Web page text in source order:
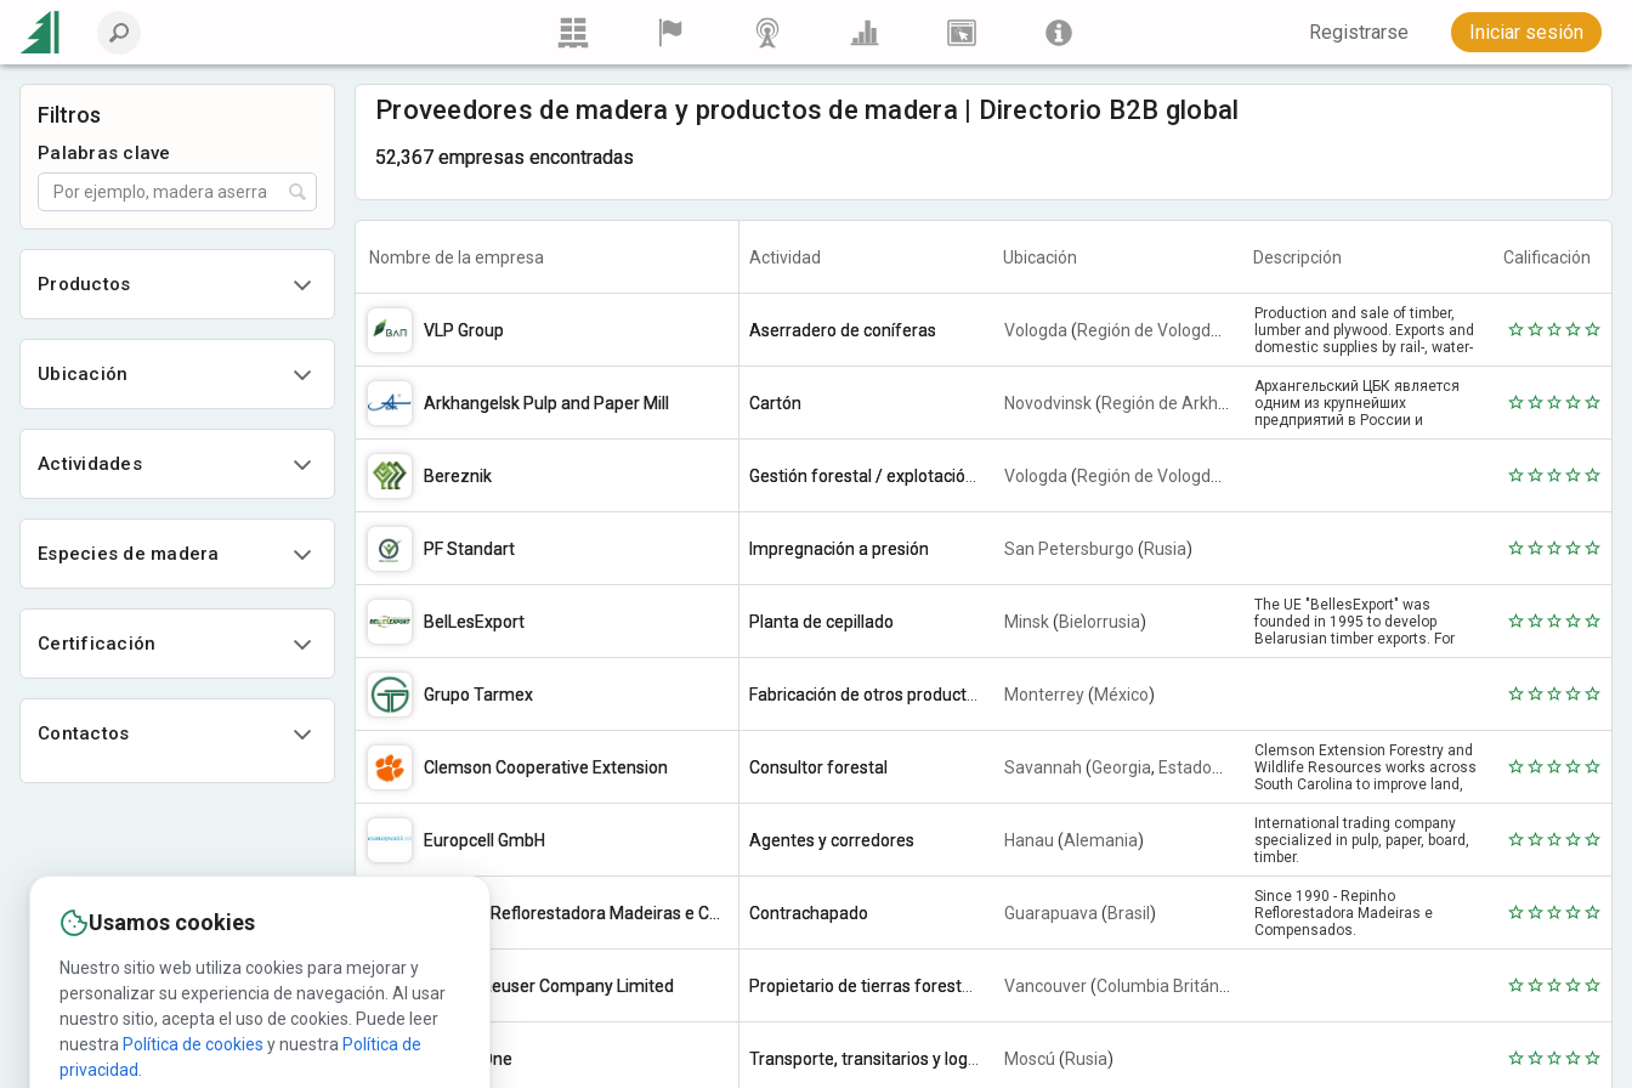
Registrarse Iniciar sesión
Filtros
Palabras clave
Productos
Ubicación
Actividades
Especies de madera
Certificación
Contactos
Proveedores de madera y productos de madera | Directorio B2B global
52,367 empresas encontradas
Nombre de la empresa Actividad Ubicación Descripción Calificación
VLP Group Aserradero de coníferas Vologda (Región de Vologda Rusia)
Production and sale of timber,
lumber and plywood. Exports and
domestic supplies by rail-, water-
and motor transport.
Arkhangelsk Pulp and Paper Mill Cartón Novodvinsk(Región de Arkhangelsk ,Rusia)
Архангельский ЦБК является
одним из крупнейших
предприятий в России и
Восточной Европе по
Bereznik Vologda (Región de Vologda
PF Standart Impregnación a presión San Petersburgo (Rusia)
BelLesExport Planta de cepillado Minsk(Bielorrusia)
The UE "BellesExport" was
founded in 1995 to develop
Belarusian timber exports. For
three decades, the company has
demands of the intern...
Grupo Tarmex Monterrey(México)
Clemson Cooperative Extension Consultor forestal Savannah (Georgia, Estados Unidos )
Clemson Extension Forestry and
Wildlife Resources works across
South Carolina to improve land,
timber, and wildlife habitat.
Extension specialists,
associates, and county agents
provide research-based expertise
Europcell GmbH Agentes y corredores Hanau (Alemania)
International trading company
specialized in pulp, paper, board,
timber.
Contrachapado Guarapuava (Brasil)
Since 1990 - Repinho
Reflorestadora Madeiras e
Compensados.
Weyerhaeuser Company Limited Vancouver(Columbia Británica
Freight One Moscú (Rusia)
Usamos cookies
Nuestro sitio web utiliza cookies para mejorar y
personalizar su experiencia de navegación. Al usar
nuestro sitio, acepta el uso de cookies. Puede leer
nuestra Política de cookies y nuestra Política de
privacidad